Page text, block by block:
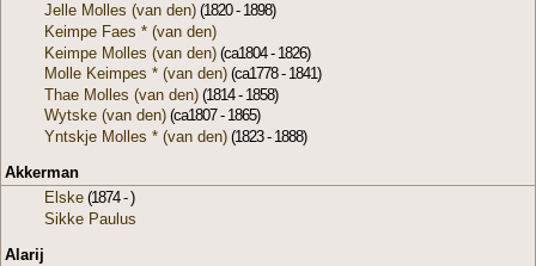
Jelle Molles (van den) (1820 - 1898)
Keimpe Faes * (van den)
Keimpe Molles (van den) (ca1804 - 1826)
Molle Keimpes * (van den) (ca1778 - 1841)
Thae Molles (van den) (1814 - 1858)
Wytske (van den) (ca1807 - 1865)
Yntskje Molles * (van den) (1823 - 1888)
Akkerman
Elske (1874 - )
Sikke Paulus
Alarij